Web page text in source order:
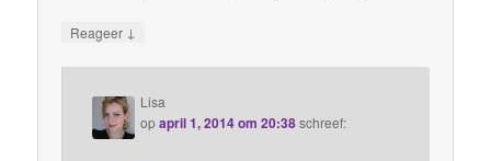
Reageer ↓
Lisa
opapril 1, 2014 om 20:38schreef: